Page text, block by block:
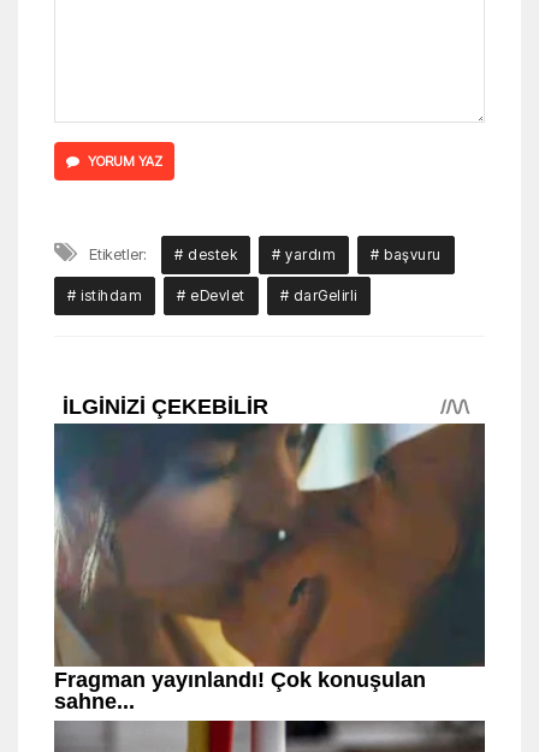
YORUM YAZ
Etiketler: # destek # yardım # başvuru
# istihdam # eDevlet # darGelirli